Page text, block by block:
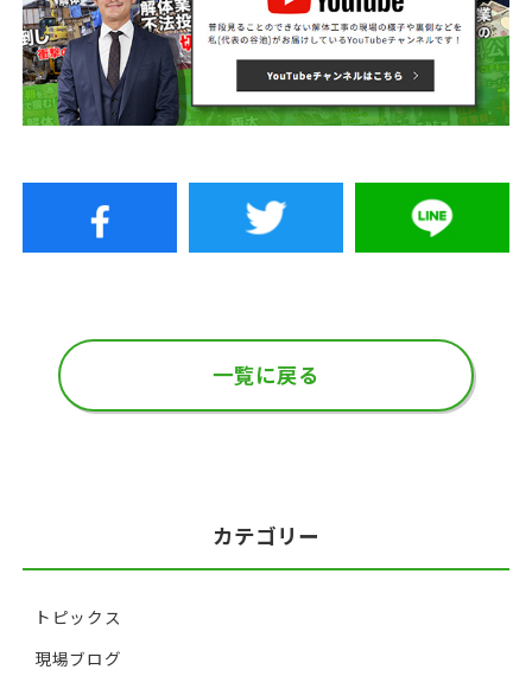
一覧に戻る
カテゴリー
トピックス
現場ブログ